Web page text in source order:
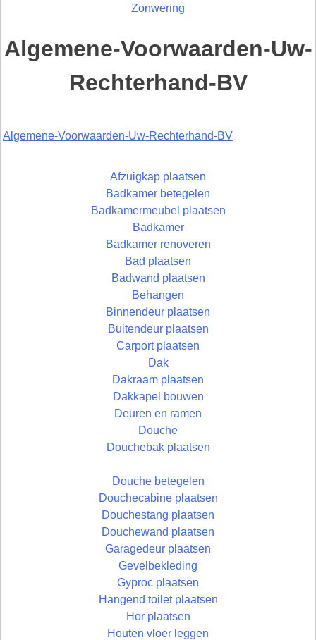
Zonwering
Algemene-Voorwaarden-Uw-
Rechterhand-BV
Algemene-Voorwaarden-Uw-Rechterhand-BV
Afzuigkap plaatsen
Badkamer betegelen
Badkamermeubel plaatsen
Badkamer
Badkamer renoveren
Bad plaatsen
Badwand plaatsen
Behangen
Binnendeur plaatsen
Buitendeur plaatsen
Carport plaatsen
Dak
Dakraam plaatsen
Dakkapel bouwen
Deuren en ramen
Douche
Douchebak plaatsen
Douche betegelen
Douchecabine plaatsen
Douchestang plaatsen
Douchewand plaatsen
Garagedeur plaatsen
Gevelbekleding
Gyproc plaatsen
Hangend toilet plaatsen
Hor plaatsen
Houten vloer leggen